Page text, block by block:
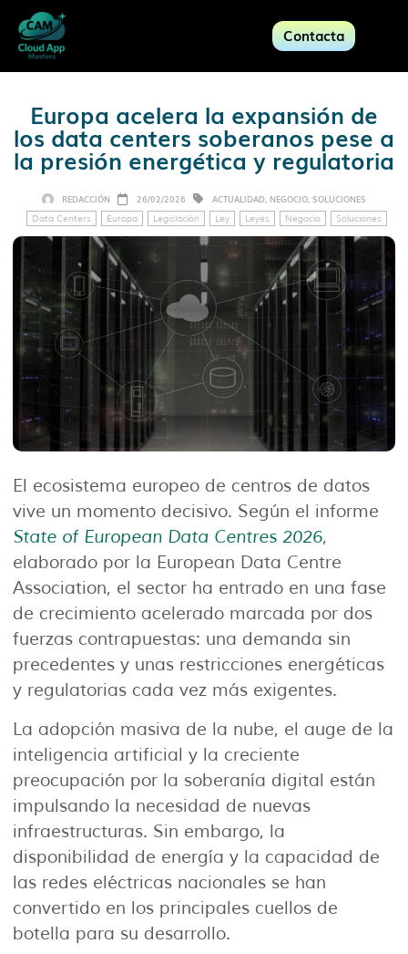
Contacta
Europa acelera la expansión de
los data centers soberanos pese a
la presión energética y regulatoria
REDACCIÓN 26/02/2026 ACTUALIDAD, NEGOCIO, SOLUCIONES
Data Centers Europa Legislación Ley Leyes Negocio Soluciones
El ecosistema europeo de centros de datos
vive un momento decisivo. Según el informe
State of European Data Centres 2026,
elaborado por la European Data Centre
Association, el sector ha entrado en una fase
de crecimiento acelerado marcada por dos
fuerzas contrapuestas: una demanda sin
precedentes y unas restricciones energéticas
y regulatorias cada vez más exigentes.
La adopción masiva de la nube, el auge de la
inteligencia artificial y la creciente
preocupación por la soberanía digital están
impulsando la necesidad de nuevas
infraestructuras. Sin embargo, la
disponibilidad de energía y la capacidad de
las redes eléctricas nacionales se han
convertido en los principales cuellos de
botella para su desarrollo.